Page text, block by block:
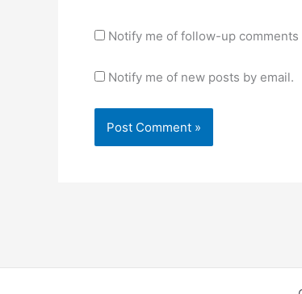
Notify me of follow-up comments
Notify me of new posts by email.